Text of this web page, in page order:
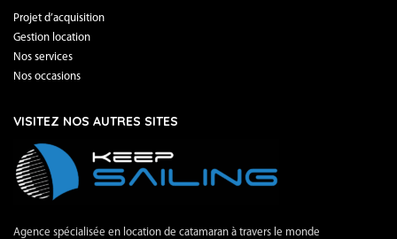
Projet d’acquisition
Gestion location
Nos services
Nos occasions
VISITEZ NOS AUTRES SITES
Agence spécialisée en location de catamaran à travers le monde